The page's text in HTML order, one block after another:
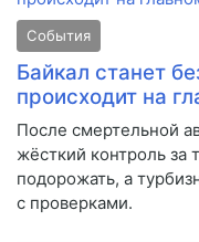
События
Байкал станет
происходит на
После смертельной
жёсткий контроль за
подорожать, а
с проверками.